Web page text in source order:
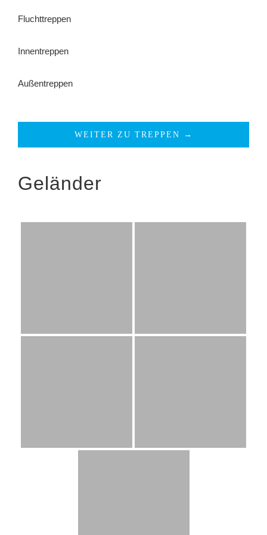
Fluchttreppen
Innentreppen
Außentreppen
WEITER ZU TREPPEN →
Geländer